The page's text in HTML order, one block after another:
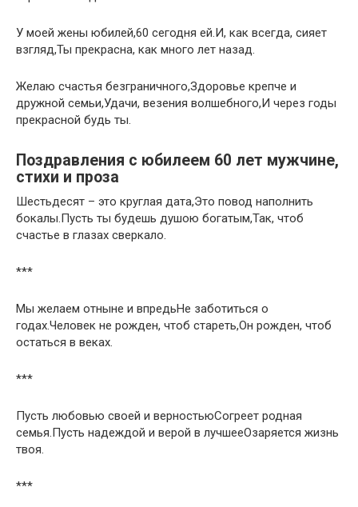
У моей жены юбилей,60 сегодня ей.И, как всегда, сияет
взгляд,Ты прекрасна, как много лет назад.
Желаю счастья безграничного,Здоровье крепче и
дружной семьи,Удачи, везения волшебного,И через годы
прекрасной будь ты.
Поздравления с юбилеем 60 лет мужчине,
стихи и проза
Шестьдесят – это круглая дата,Это повод наполнить
бокалы.Пусть ты будешь душою богатым,Так, чтоб
счастье в глазах сверкало.
***
Мы желаем отныне и впредьНе заботиться о
годах.Человек не рожден, чтоб стареть,Он рожден, чтоб
остаться в веках.
***
Пусть любовью своей и верностьюСогреет родная
семья.Пусть надеждой и верой в лучшееОзаряется жизнь
твоя.
***